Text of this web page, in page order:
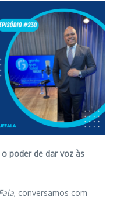
poder de dar voz às
, conversamos com